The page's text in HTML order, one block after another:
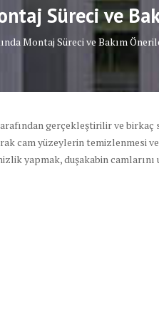
Süreci ve
Montaj Süreci ve Bakım
gerçekleştirilir ve birkaç
cam yüzeylerin temizlenmesi
yapmak, duşakabin